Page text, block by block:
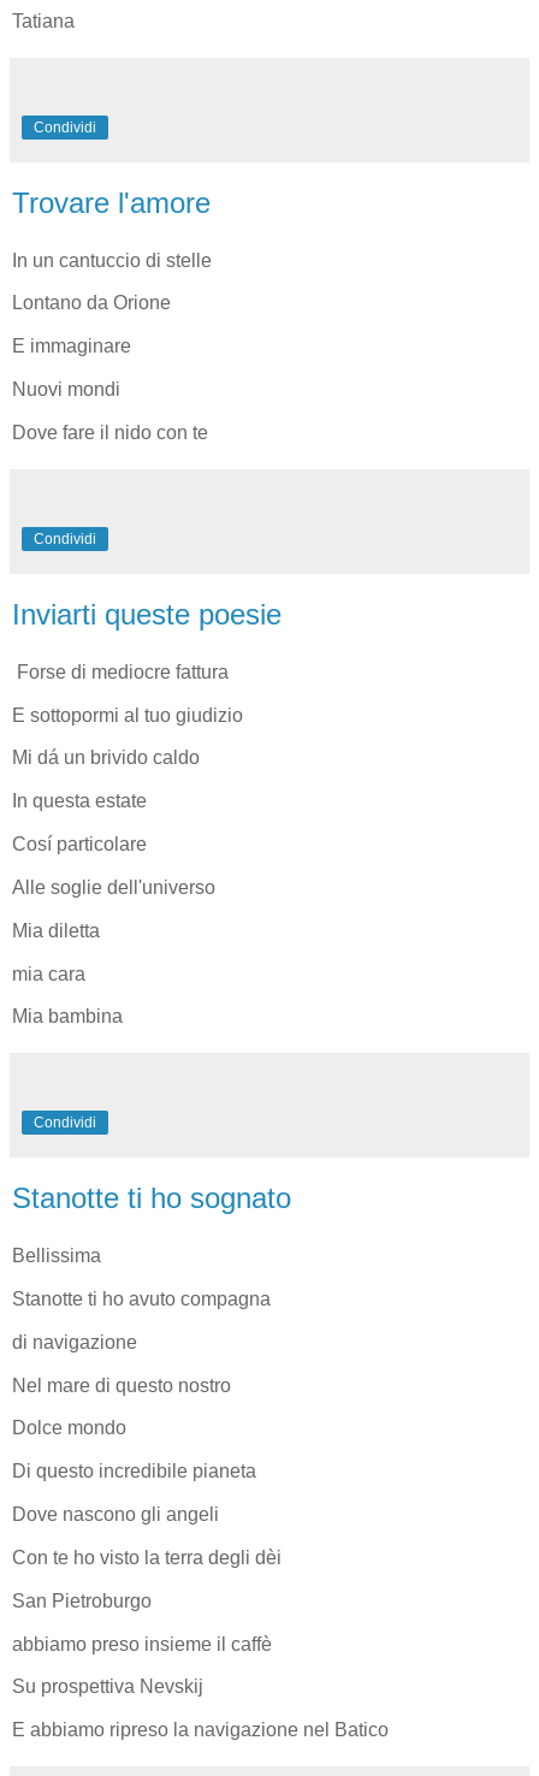
Tatiana
Condividi
Trovare l'amore
In un cantuccio di stelle
Lontano da Orione
E immaginare
Nuovi mondi
Dove fare il nido con te
Condividi
Inviarti queste poesie
Forse di mediocre fattura
E sottopormi al tuo giudizio
Mi dá un brivido caldo
In questa estate
Cosí particolare
Alle soglie dell'universo
Mia diletta
mia cara
Mia bambina
Condividi
Stanotte ti ho sognato
Bellissima
Stanotte ti ho avuto compagna
di navigazione
Nel mare di questo nostro
Dolce mondo
Di questo incredibile pianeta
Dove nascono gli angeli
Con te ho visto la terra degli dèi
San Pietroburgo
abbiamo preso insieme il caffè
Su prospettiva Nevskij
E abbiamo ripreso la navigazione nel Batico